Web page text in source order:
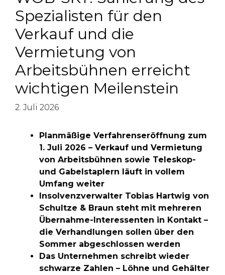
Spezialisten für den
Verkauf und die
Vermietung von
Arbeitsbühnen erreicht
wichtigen Meilenstein
2. Juli 2026
Planmäßige Verfahrenseröffnung zum
1. Juli 2026 – Verkauf und Vermietung
von Arbeitsbühnen sowie Teleskop-
und Gabelstaplern läuft in vollem
Umfang weiter
Insolvenzverwalter Tobias Hartwig von
Schultze & Braun steht mit mehreren
Übernahme-Interessenten in Kontakt –
die Verhandlungen sollen über den
Sommer abgeschlossen werden
Das Unternehmen schreibt wieder
schwarze Zahlen – Löhne und Gehälter